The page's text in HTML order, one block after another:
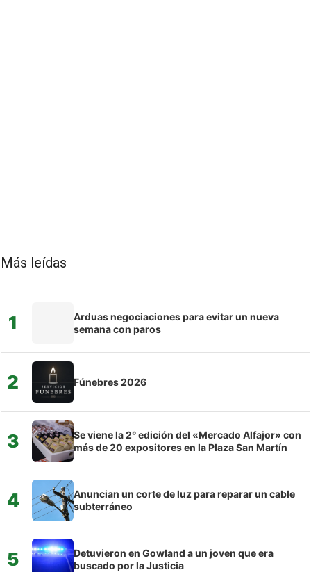
Más leídas
1
Arduas negociaciones para evitar un nueva
semana con paros
2 Fúnebres 2026
3
Se viene la 2° edición del «Mercado Alfajor» con
más de 20 expositores en la Plaza San Martín
4
Anuncian un corte de luz para reparar un cable
subterráneo
5
Detuvieron en Gowland a un joven que era
buscado por la Justicia